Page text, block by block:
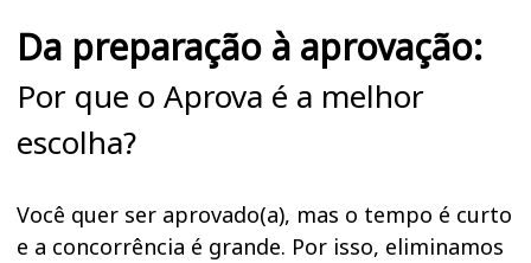
Da preparação à aprovação:
Por que o Aprova é a melhor
escolha?
Você quer ser aprovado(a), mas o tempo é curto
e a concorrência é grande. Por isso, eliminamos